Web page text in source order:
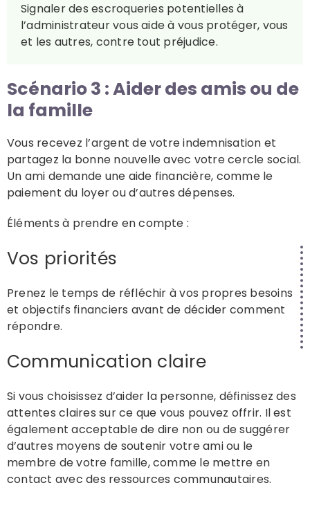
Signaler des escroqueries potentielles à
l’administrateur vous aide à vous protéger, vous
et les autres, contre tout préjudice.
Scénario 3 : Aider des amis ou de
la famille
Vous recevez l’argent de votre indemnisation et
partagez la bonne nouvelle avec votre cercle social.
Un ami demande une aide financière, comme le
paiement du loyer ou d’autres dépenses.
Éléments à prendre en compte :
Vos priorités
Prenez le temps de réfléchir à vos propres besoins
et objectifs financiers avant de décider comment
répondre.
Communication claire
Si vous choisissez d’aider la personne, définissez des
attentes claires sur ce que vous pouvez offrir. Il est
également acceptable de dire non ou de suggérer
d’autres moyens de soutenir votre ami ou le
membre de votre famille, comme le mettre en
contact avec des ressources communautaires.